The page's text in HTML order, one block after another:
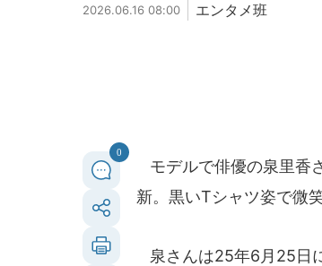
2026.06.16 08:00 エンタメ班
0
モデルで俳優の泉里香
新。黒いTシャツ姿で微
泉さんは25年6月25日